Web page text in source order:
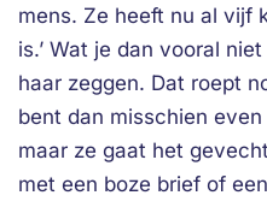
mens. Ze heeft nu al vijf
is.’ Wat je dan vooral
haar zeggen. Dat roept
bent dan misschien
maar ze gaat het
met een boze brief of